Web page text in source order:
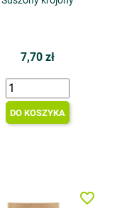
7,70 zł
DO KOSZYKA
favorite_border